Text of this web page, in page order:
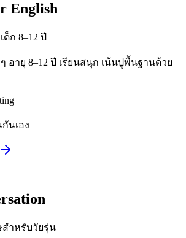
English
ก 8–12 ปี
อายุ 8–12 ปี เรียนสนุก เน้นปูพื้นฐานด้วย
นเอง
ำหรับวัยรุ่น